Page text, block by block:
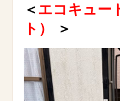
＜ エコキュー
ト）
＞